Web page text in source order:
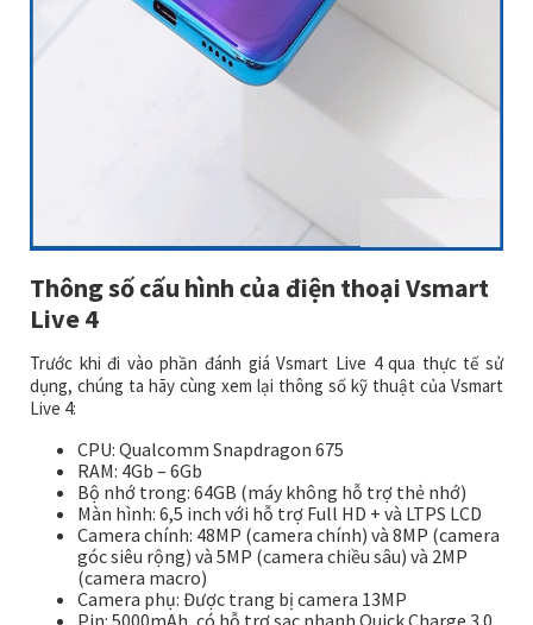
Thông số cấu hình của điện thoại Vsmart
Live 4
Trước khi đi vào phần đánh giá Vsmart Live 4 qua thực tế sử
dụng, chúng ta hãy cùng xem lại thông số kỹ thuật của Vsmart
Live 4:
CPU: Qualcomm Snapdragon 675
RAM: 4Gb – 6Gb
Bộ nhớ trong: 64GB (máy không hỗ trợ thẻ nhớ)
Màn hình: 6,5 inch với hỗ trợ Full HD + và LTPS LCD
Camera chính: 48MP (camera chính) và 8MP (camera
góc siêu rộng) và 5MP (camera chiều sâu) và 2MP
(camera macro)
Camera phụ: Được trang bị camera 13MP